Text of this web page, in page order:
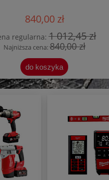
840,00 zł
regularna:1 012,45 zł
Najniższa cena:840,00 zł
do koszyka